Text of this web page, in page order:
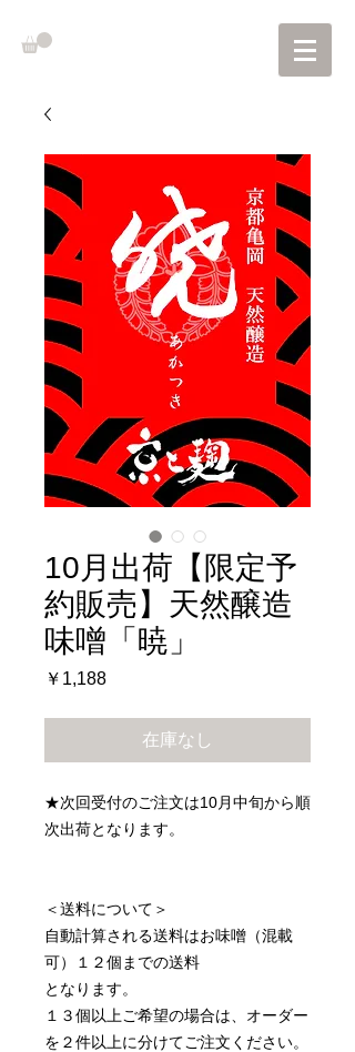
10月出荷【限定予
約販売】天然醸造
味噌「暁」
￥1,188価
在庫なし
★次回受付のご注文は10月中旬から順
次出荷となります。
＜送料について＞
自動計算される送料はお味噌（混載
可）１２個までの送料
となります。
１３個以上ご希望の場合は、オーダー
を２件以上に分けてご注文ください。